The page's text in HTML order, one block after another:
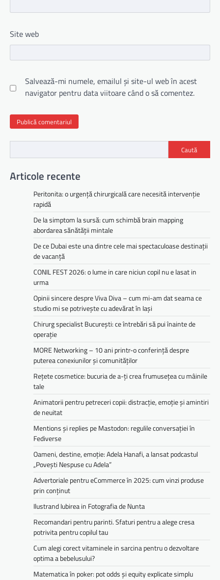
Site web
Salvează-mi numele, emailul și site-ul web în acest
navigator pentru data viitoare când o să comentez.
Caută
Articole recente
Peritonita: o urgență chirurgicală care necesită intervenție
rapidă
De la simptom la sursă: cum schimbă brain mapping
abordarea sănătății mintale
De ce Dubai este una dintre cele mai spectaculoase destinații
de vacanță
CONIL FEST 2026: o lume in care niciun copil nu e lasat in
urma
Opinii sincere despre Viva Diva – cum mi-am dat seama ce
studio mi se potrivește cu adevărat în Iași
Chirurg specialist București: ce întrebări să pui înainte de
operație
MORE Networking – 10 ani printr-o conferință despre
puterea conexiunilor și comunităților
Rețete cosmetice: bucuria de a-ți crea frumusețea cu mâinile
tale
Animatorii pentru petreceri copii: distracție, emoție și amintiri
de neuitat
Mentions și replies pe Mastodon: regulile conversației în
Fediverse
Oameni, destine, emoție: Adela Hanafi, a lansat podcastul
„Povești Nespuse cu Adela”
Advertoriale pentru eCommerce în 2025: cum vinzi produse
prin conținut
Ilustrand Iubirea in Fotografia de Nunta
Recomandari pentru parinti. Sfaturi pentru a alege cresa
potrivita pentru copilul tau
Cum alegi corect vitaminele in sarcina pentru o dezvoltare
optima a bebelusului?
Matematica în poker: pot odds și equity explicate simplu